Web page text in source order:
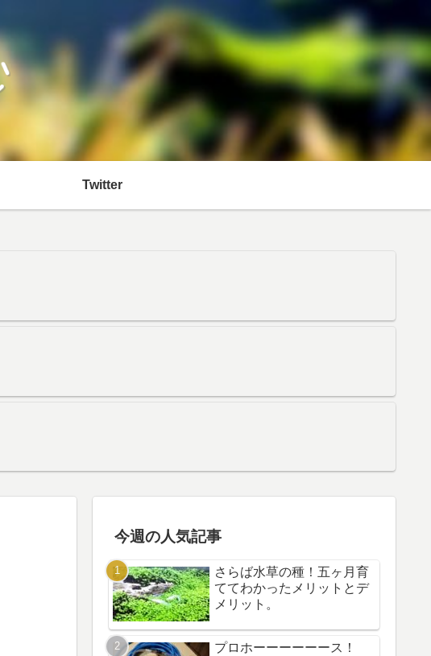
Twitter
今週の人気記事
さらば水草の種！五ヶ月育
ててわかったメリットとデ
メリット。
プロホーーーーーース！